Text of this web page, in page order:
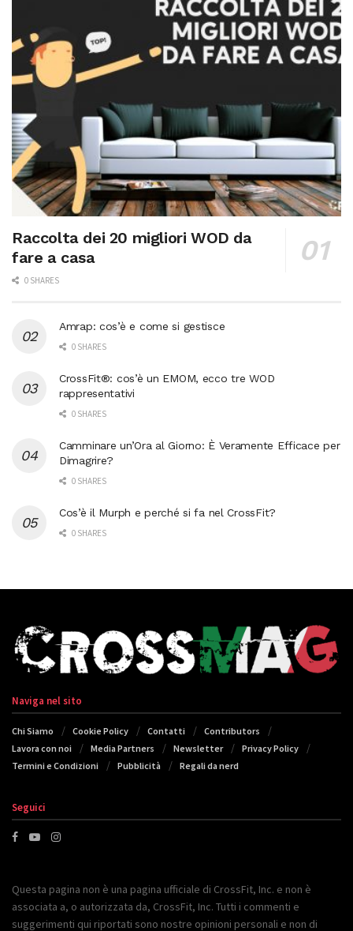
Raccolta dei 20 migliori WOD da
fare a casa
0 SHARES
Amrap: cos’è e come si gestisce
0 SHARES
CrossFit®: cos’è un EMOM, ecco tre WOD
rappresentativi
0 SHARES
Camminare un’Ora al Giorno: È Veramente Efficace per
Dimagrire?
0 SHARES
Cos’è il Murph e perché si fa nel CrossFit?
0 SHARES
Naviga nel sito
Chi Siamo Cookie Policy Contatti
Contributors
Lavora con noi
Media Partners Newsletter
Privacy Policy
Termini e Condizioni
Pubblicità Regali da nerd
Seguici
Questa pagina non è una pagina ufficiale di CrossFit, Inc. e non è
associata a, o autorizzata da, CrossFit, Inc. Tutti i commenti e
suggerimenti qui riportati sono nostre opinioni personali e non di